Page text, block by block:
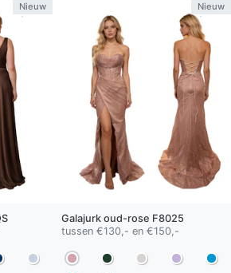
Nieuw Nieuw
Galajurk oud-rose F8025
tussen €130,- en €150,-